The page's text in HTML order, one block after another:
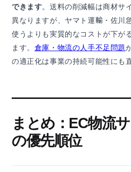
できます。送料の削減幅は商材サ
異なりますが、ヤマト運輸・佐川
使うよりも実質的なコストが下が
ます。 倉庫・物流の人手不足問題
の適正化は事業の持続可能性にも
まとめ：EC物流
の優先順位